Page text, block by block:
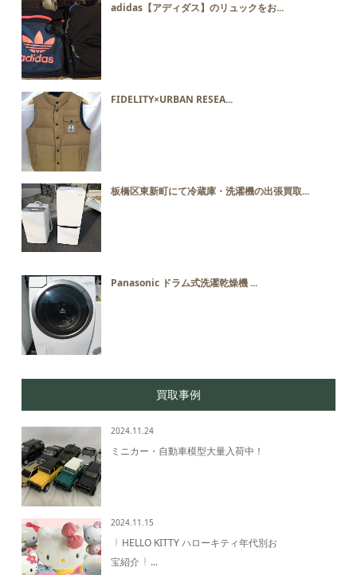
adidas【アディダス】のリュックをお...
FIDELITY×URBAN RESEA...
板橋区東新町にて冷蔵庫・洗濯機の出張買取...
Panasonic ドラム式洗濯乾燥機 ...
買取事例
2024.11.24
ミニカー・自動車模型大量入荷中！
2024.11.15
HELLO KITTY ハローキティ年代別お
宝紹介
...